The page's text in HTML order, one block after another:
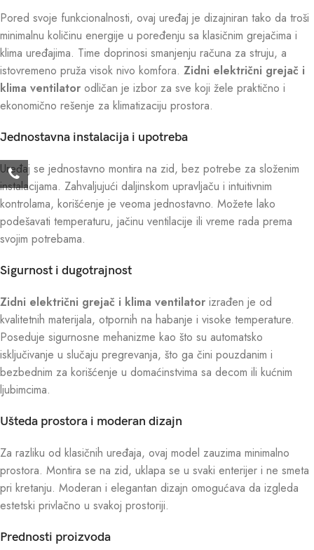
Pored svoje funkcionalnosti, ovaj uređaj je dizajniran tako da troši
minimalnu količinu energije u poređenju sa klasičnim grejačima i
klima uređajima. Time doprinosi smanjenju računa za struju, a
istovremeno pruža visok nivo komfora. Zidni električni grejač i
klima ventilator odličan je izbor za sve koji žele praktično i
ekonomično rešenje za klimatizaciju prostora.
Jednostavna instalacija i upotreba
Uređaj se jednostavno montira na zid, bez potrebe za složenim
instalacijama. Zahvaljujući daljinskom upravljaču i intuitivnim
kontrolama, korišćenje je veoma jednostavno. Možete lako
podešavati temperaturu, jačinu ventilacije ili vreme rada prema
svojim potrebama.
Sigurnost i dugotrajnost
Zidni električni grejač i klima ventilator izrađen je od
kvalitetnih materijala, otpornih na habanje i visoke temperature.
Poseduje sigurnosne mehanizme kao što su automatsko
isključivanje u slučaju pregrevanja, što ga čini pouzdanim i
bezbednim za korišćenje u domaćinstvima sa decom ili kućnim
ljubimcima.
Ušteda prostora i moderan dizajn
Za razliku od klasičnih uređaja, ovaj model zauzima minimalno
prostora. Montira se na zid, uklapa se u svaki enterijer i ne smeta
pri kretanju. Moderan i elegantan dizajn omogućava da izgleda
estetski privlačno u svakoj prostoriji.
Prednosti proizvoda